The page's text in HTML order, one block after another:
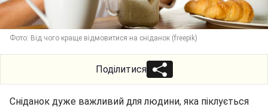
Фото: Від чого краще відмовитися на сніданок (freepik)
Поділитися
Сніданок дуже важливий для людини, яка піклується